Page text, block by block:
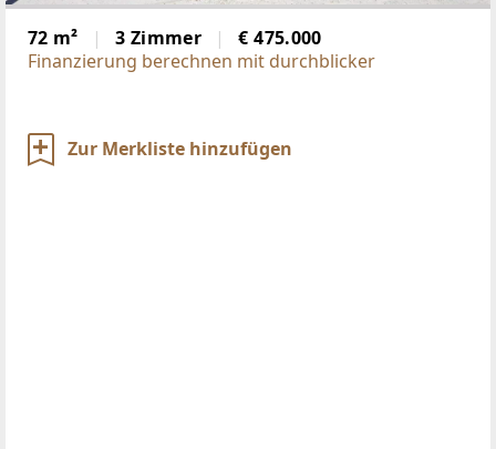
72 m² 3 Zimmer
€ 475.000
Finanzierung berechnen mit durchblicker
Zur Merkliste hinzufügen